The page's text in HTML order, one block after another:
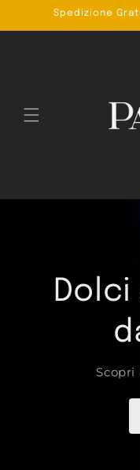
direttamente
ai contenuti
Spedizione
Scopri